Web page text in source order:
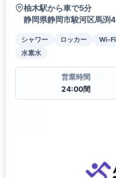
柚木駅から車で5分
静岡県静岡市駿河区馬渕
シャワー ロッカー Wi-Fi
水素水
営業時間
24:00間